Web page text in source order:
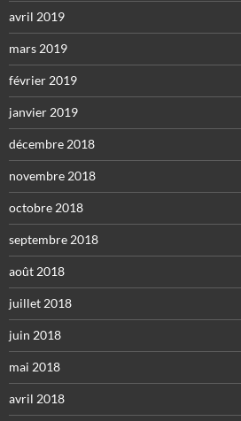
avril 2019
mars 2019
février 2019
janvier 2019
décembre 2018
novembre 2018
octobre 2018
septembre 2018
août 2018
juillet 2018
juin 2018
mai 2018
avril 2018